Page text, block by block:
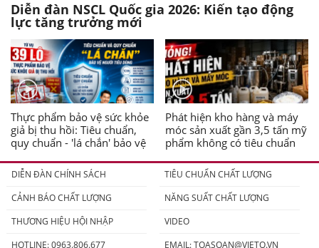
Diễn đàn NSCL Quốc gia 2026: Kiến tạo động
lực tăng trưởng mới
Thực phẩm bảo vệ sức khỏe
giả bị thu hồi: Tiêu chuẩn,
quy chuẩn - 'lá chắn' bảo vệ
Phát hiện kho hàng và máy
móc sản xuất gần 3,5 tấn mỹ
phẩm không có tiêu chuẩn
DIỄN ĐÀN CHÍNH SÁCH
TIÊU CHUẨN CHẤT LƯỢNG
CẢNH BÁO CHẤT LƯỢNG
NĂNG SUẤT CHẤT LƯỢNG
THƯƠNG HIỆU HỘI NHẬP
VIDEO
HOTLINE: 0963.806.677
EMAIL:TOASOAN@VIETQ.VN